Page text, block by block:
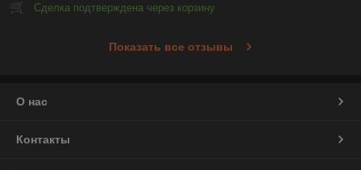
Сделка подтверждена через корзину
Показать все отзывы
О нас
Контакты